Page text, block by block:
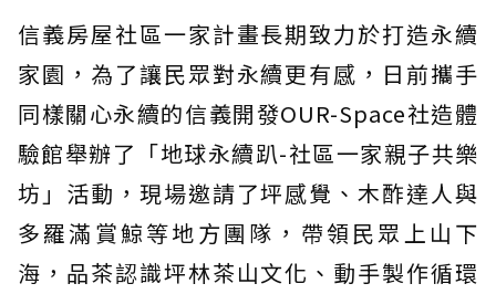
信義房屋社區一家計畫長期致力於打造永續
家園，為了讓民眾對永續更有感，日前攜手
同樣關心永續的信義開發OUR-Space社造體
驗館舉辦了「地球永續趴-社區一家親子共樂
坊」活動，現場邀請了坪感覺、木酢達人與
多羅滿賞鯨等地方團隊，帶領民眾上山下
海，品茶認識坪林茶山文化、動手製作循環